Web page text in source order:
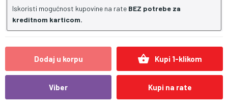
Iskoristi mogućnost kupovine na rate BEZ potrebe za
kreditnom karticom.
Dodaj u korpu shopping_basket Kupi 1-klikom
Viber Kupi na rate